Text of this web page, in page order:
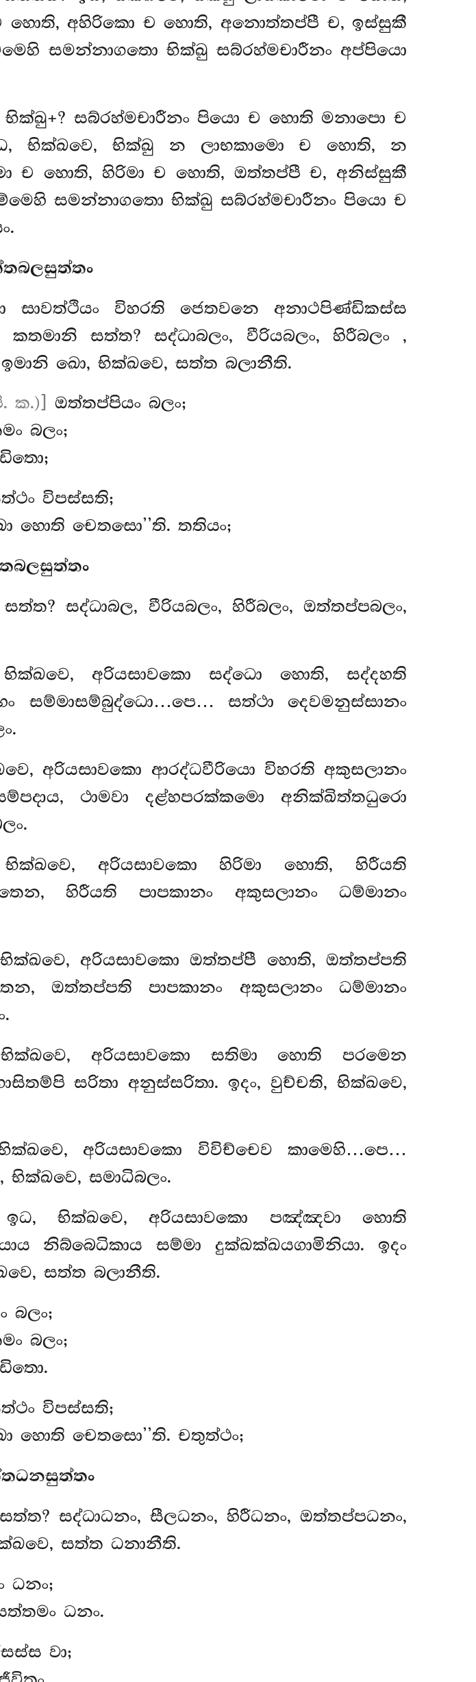
අහිරිකො ච හොති, අනොත්තප්පී ච, ඉස්සුකී
සමන්නාගතො භික්ඛු සබ්රහ්මචාරීනං අප්පියො
සබ්රහ්මචාරීනං පියො ච හොති මනාපො ච
භික්ඛවෙ, භික්ඛු න ලාභකාමො ච හොති, න
ච හොති, හිරිමා ච හොති, ඔත්තප්පී ච, අනිස්සුකී
සමන්නාගතො භික්ඛු සබ්රහ්මචාරීනං පියො ච
විහරති ජෙතවනෙ අනාථපිණ්ඩිකස්ස
සත්ත? සද්ධාබලං, වීරියබලං, හිරීබලං ,
ඉමානි ඛො, භික්ඛවෙ, සත්ත බලානීති.
ක.)]
ඔත්තප්පියං බලං;
බලං;
විපස්සති;
හොති චෙතසො’’ති. තතියං;
සද්ධාබල, වීරියබලං, හිරීබලං, ඔත්තප්පබලං,
භික්ඛවෙ, අරියසාවකො සද්ධො හොති, සද්දහති
සම්මාසම්බුද්ධො…පෙ… සත්ථා දෙවමනුස්සානං
අරියසාවකො ආරද්ධවීරියො විහරති අකුසලානං
ථාමවා දළ්හපරක්කමො අනික්ඛිත්තධුරො
අරියසාවකො හිරිමා හොති, හිරීයති
හිරීයති පාපකානං අකුසලානං ධම්මානං
අරියසාවකො ඔත්තප්පී හොති, ඔත්තප්පති
ඔත්තප්පති පාපකානං අකුසලානං ධම්මානං
අරියසාවකො සතිමා හොති පරමෙන
සරිතා අනුස්සරිතා. ඉදං, වුච්චති, භික්ඛවෙ,
අරියසාවකො විවිච්චෙව කාමෙහි…පෙ…
සමාධිබලං.
භික්ඛවෙ, අරියසාවකො පඤ්ඤවා හොති
නිබ්බෙධිකාය සම්මා දුක්ඛක්ඛයගාමිනියා. ඉදං
සත්ත බලානීති.
බලං;
බලං;
විපස්සති;
හොති චෙතසො’’ති. චතුත්ථං;
සද්ධාධනං, සීලධනං, හිරීධනං, ඔත්තප්පධනං,
සත්ත ධනානීති.
ධනං;
ධනං.
වා;